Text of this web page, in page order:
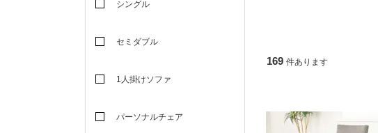
169 件あります
シングル
セミダブル
1人掛けソファ
パーソナルチェア